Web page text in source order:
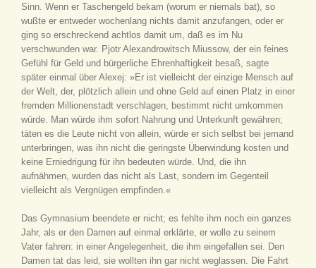
Sinn. Wenn er Taschengeld bekam (worum er niemals bat), so
wußte er entweder wochenlang nichts damit anzufangen, oder er
ging so erschreckend achtlos damit um, daß es im Nu
verschwunden war. Pjotr Alexandrowitsch Miussow, der ein feines
Gefühl für Geld und bürgerliche Ehrenhaftigkeit besaß, sagte
später einmal über Alexej: »Er ist vielleicht der einzige Mensch auf
der Welt, der, plötzlich allein und ohne Geld auf einen Platz in einer
fremden Millionenstadt verschlagen, bestimmt nicht umkommen
würde. Man würde ihm sofort Nahrung und Unterkunft gewähren;
täten es die Leute nicht von allein, würde er sich selbst bei jemand
unterbringen, was ihn nicht die geringste Überwindung kosten und
keine Erniedrigung für ihn bedeuten würde. Und, die ihn
aufnähmen, wurden das nicht als Last, sondern im Gegenteil
vielleicht als Vergnügen empfinden.«
Das Gymnasium beendete er nicht; es fehlte ihm noch ein ganzes
Jahr, als er den Damen auf einmal erklärte, er wolle zu seinem
Vater fahren: in einer Angelegenheit, die ihm eingefallen sei. Den
Damen tat das leid, sie wollten ihn gar nicht weglassen. Die Fahrt